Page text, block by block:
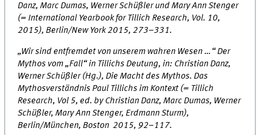
Danz, Marc Dumas, Werner Schüßler und Mary Ann Stenger
(= International Yearbook for Tillich Research, Vol. 10,
2015), Berlin/New York 2015, 273–331.
„Wir sind entfremdet von unserem wahren Wesen …“ Der
Mythos vom „Fall“ in Tillichs Deutung, in: Christian Danz,
Werner Schüßler (Hg.), Die Macht des Mythos. Das
Mythosverständnis Paul Tillichs im Kontext (= Tillich
Research, Vol 5, ed. by Christian Danz, Marc Dumas, Werner
Schüßler, Mary Ann Stenger, Erdmann Sturm),
Berlin/München, Boston 2015, 92–117.